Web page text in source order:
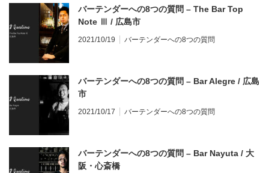
バーテンダーへの8つの質問 – The Bar Top
Note Ⅲ / 広島市
2021/10/19 バーテンダーへの8つの質問
バーテンダーへの8つの質問 – Bar Alegre / 広島
市
2021/10/17 バーテンダーへの8つの質問
バーテンダーへの8つの質問 – Bar Nayuta / 大
阪・心斎橋